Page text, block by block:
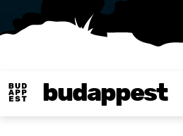
budappest